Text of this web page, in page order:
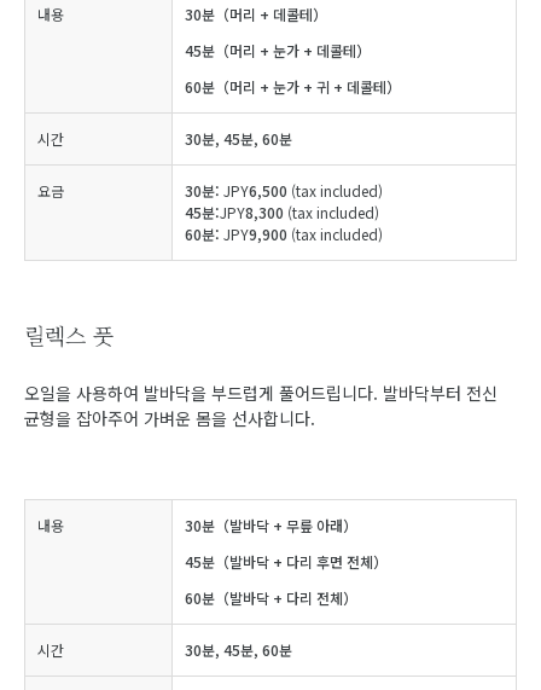
내용
30분（머리 + 데콜테）
45분（머리 + 눈가 + 데콜테）
60분（머리 + 눈가 + 귀 + 데콜테）
시간 30분, 45분, 60분
요금 30분: JPY6,500 (tax included)
45분:JPY8,300 (tax included)
60분: JPY9,900 (tax included)
릴렉스 풋
오일을 사용하여 발바닥을 부드럽게 풀어드립니다. 발바닥부터 전신
균형을 잡아주어 가벼운 몸을 선사합니다.
내용
30분（발바닥 + 무릎 아래）
45분（발바닥 + 다리 후면 전체）
60분（발바닥 + 다리 전체）
시간 30분, 45분, 60분